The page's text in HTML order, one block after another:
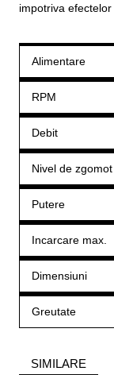
impotriva
Alimentare
RPM
Debit
Nivel de zgomot
Putere
Incarcare max.
Dimensiuni
Greutate
SIMILARE